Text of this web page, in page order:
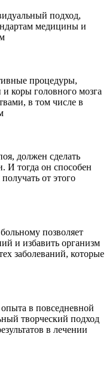
подход,
медицины и
процедуры,
коры головного мозга
в том числе в
должен сделать
И тогда он способен
от этого
позволяет
и избавить организм
заболеваний, которые
в повседневной
творческий подход
в лечении